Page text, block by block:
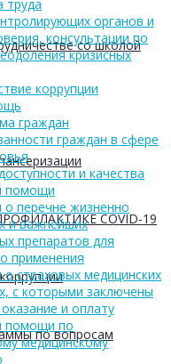
со школой
COVID-19
по вопросам
труда
органов и
консультации по
кризисных
коррупции
граждан
граждан в сфере
и качества
помощи
перечне жизненно
и важнейших
препаратов для
применения
страховых медицинских
с которыми заключены
и оплату
помощи по
медицинскому